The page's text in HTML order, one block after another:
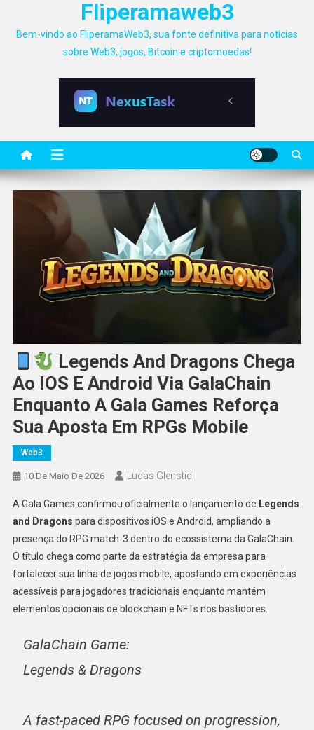
Fliperamaweb3
Bem-vindo ao FliperamaWeb3, sua fonte definitiva para notícias
sobre Web3, jogos, Bitcoin e criptomoedas!
Legends And Dragons Chega
Ao IOS E Android Via GalaChain
Enquanto A Gala Games Reforça
Sua Aposta Em RPGs Mobile
Web3
10 De Maio De 2026 Lucas Glenstid
A Gala Games confirmou oficialmente o lançamento de Legends
and Dragons para dispositivos iOS e Android, ampliando a
presença do RPG match-3 dentro do ecossistema da GalaChain.
O título chega como parte da estratégia da empresa para
fortalecer sua linha de jogos mobile, apostando em experiências
acessíveis para jogadores tradicionais enquanto mantém
elementos opcionais de blockchain e NFTs nos bastidores.
GalaChain Game:
Legends & Dragons
A fast-paced RPG focused on progression,